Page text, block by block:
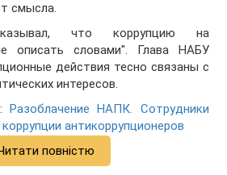
смысла.
что коррупцию на
описать словами". Глава НАБУ
действия тесно связаны с
интересов.
Разоблачение НАПК. Сотрудники
антикоррупционеров
повністю